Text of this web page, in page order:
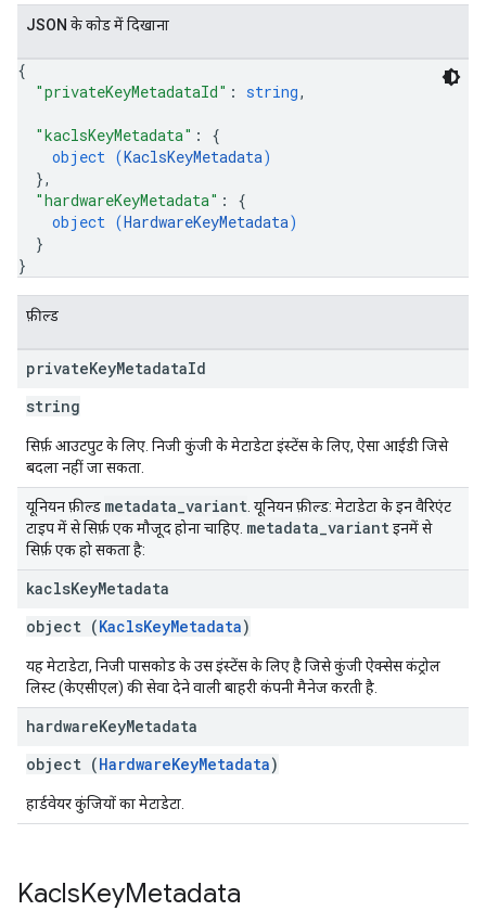
JSON के काेड में दिखाना
{
"privateKeyMetadataId" : string,
"kaclsKeyMetadata" : {
object (KaclsKeyMetadata)
},
"hardwareKeyMetadata" : {
object (HardwareKeyMetadata)
}
}
फ़ील्ड
privateKeyMetadataId
string
सिर्फ़ आउटपुट के लिए. निजी कुंजी के मेटाडेटा इंस्टेंस के लिए, ऐसा आईडी जिसे
बदला नहीं जा सकता.
यूनियन फ़ील्ड metadata variant . यूनियन फ़ील्ड: मेटाडेटा के इन वैरिएंट
टाइप में से सिर्फ़ एक मौजूद होना चाहिए. metadata variantइनमें से
सिर्फ़ एक हो सकता है:
kaclsKeyMetadata
object (KaclsKeyMetadata)
यह मेटाडेटा, निजी पासकोड के उस इंस्टेंस के लिए है जिसे कुंजी ऐक्सेस कंट्रोल
लिस्ट (केएसीएल) की सेवा देने वाली बाहरी कंपनी मैनेज करती है.
hardwareKeyMetadata
object (HardwareKeyMetadata)
हार्डवेयर कुंजियों का मेटाडेटा.
KaclsKeyMetadata